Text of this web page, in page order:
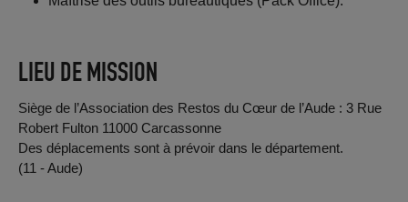
LIEU DE MISSION
Siège de l’Association des Restos du Cœur de l’Aude : 3 Rue
Robert Fulton 11000 Carcassonne
Des déplacements sont à prévoir dans le département.
(11 - Aude)